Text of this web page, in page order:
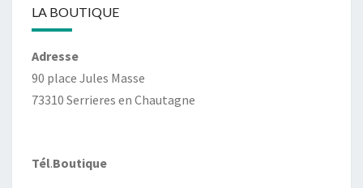
LA BOUTIQUE
Adresse
90 place Jules Masse
73310 Serrieres en Chautagne
Tél.Boutique